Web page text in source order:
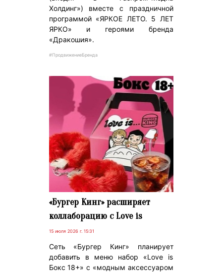
Холдинг») вместе с праздничной
программой «ЯРКОЕ ЛЕТО. 5 ЛЕТ
ЯРКО» и героями бренда
«Дракошия».
#ПродвижениеБренда
«Бургер Кинг» расширяет
коллаборацию с Love is
15 июля 2026 г. 15:31
Сеть «Бургер Кинг» планирует
добавить в меню набор «Love is
Бокс 18+» с «модным аксессуаром